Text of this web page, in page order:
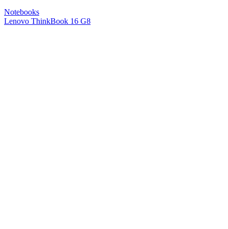
Notebooks
Lenovo ThinkBook 16 G8